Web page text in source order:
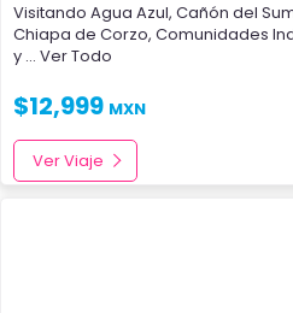
Visitando Agua Azul, Cañón del
Chiapa de Corzo, Comunidades
y ... Ver Todo
$12,999 MXN
Ver Viaje